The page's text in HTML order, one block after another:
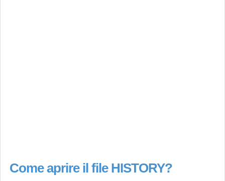
Come aprire il file HISTORY?